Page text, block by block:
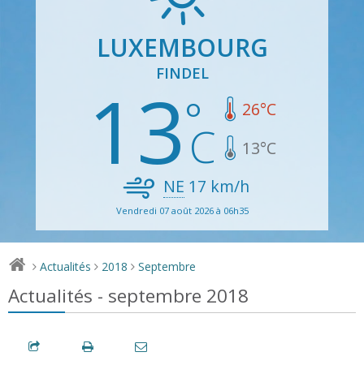
LUXEMBOURG
FINDEL
13 26°C
13°C
NE 17 km/h
Vendredi 07 août 2026 à 06h35
> Actualités > 2018 > Septembre
Actualités - septembre 2018